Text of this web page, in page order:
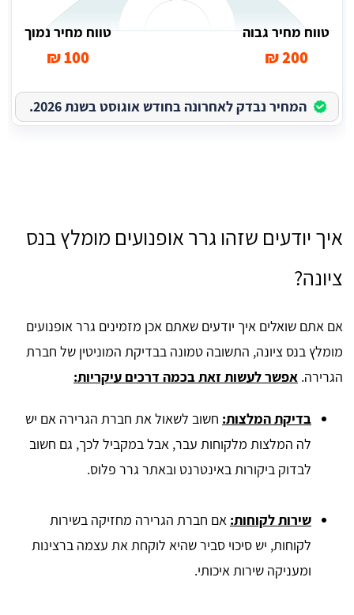
טווח מחיר גבוה
200 ₪
טווח מחיר נמוך
100 ₪
המחיר נבדק לאחרונה בחודש אוגוסט בשנת 2026.
איך יודעים שזהו גרר אופנועים מומלץ בנס
ציונה?
אם אתם שואלים איך יודעים שאתם אכן מזמינים גרר אופנועים
מומלץ בנס ציונה, התשובה טמונה בבדיקת המוניטין של חברת
הגרירה. אפשר לעשות זאת בכמה דרכים עיקריות:
בדיקת המלצות: חשוב לשאול את חברת הגרירה אם יש
לה המלצות מלקוחות עבר, אבל במקביל לכך, גם חשוב
לבדוק ביקורות באינטרנט ובאתר גרר פלוס.
שירות לקוחות: אם חברת הגרירה מחזיקה בשירות
לקוחות, יש סיכוי סביר שהיא לוקחת את עצמה ברצינות
ומעניקה שירות איכותי.